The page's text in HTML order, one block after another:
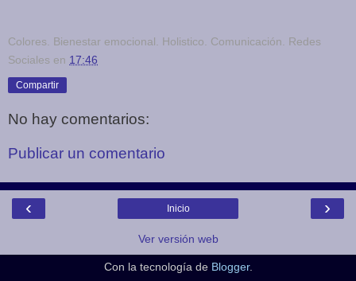
Colores. Bienestar emocional. Holistico. Comunicación. Redes
Sociales en 17:46
Compartir
No hay comentarios:
Publicar un comentario
‹ ›
Inicio
Ver versión web
Con la tecnología de Blogger.